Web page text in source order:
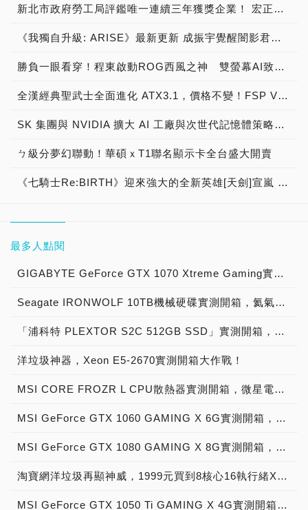
新北市政府勞工局評鑑唯一連續三年獲獎企業！ 宏正三度榮膺新北市政府<友善移工企業>殊榮
《我獨自升級: ARISE》最新更新 成振宇覺醒闇影君主繼承者
勝負一眼看穿！程東啟動ROG西風之神 雙螢幕AI致勝全局
全漢經典聖武士全面進化 ATX3.1，價格不變！FSP VIC BD+ 電競入門最強銅牌電源！ ATX 3.1、全新壓紋線材、登錄享 5 年保固，打造新世代入門電競首選
SK 集團與 NVIDIA 擴大 AI 工廠與次世代記憶體策略合作 規模逾 5,000 億美元的 NVIDIA-SK AI 計畫（NVIDIA-SK AI Initiative）， 涵蓋 SK Telecom 最高達 2GW 的 AI 工廠，以及與 SK 海力士的長期 AI 記憶體合作
ㄅ級分夢幻聯動！華碩ｘT1聯名顯示卡全台盛大開賣
《七騎士Re:BIRTH》迎來強大的全新英雄[天劍]宣嵐 同步推出韓國主題劇情
最多人點閱
GIGABYTE GeForce GTX 1070 Xtreme Gaming實測開箱，電競級顯示卡中的頂尖之作！
Seagate IRONWOLF 10TB機械硬碟實測開箱，氦氣填充那嘶狼守護者NAS HDD
「浦科特 PLEXTOR S2C 512GB SSD」實測開箱，超值型固態硬碟中的優質好貨！
洋垃圾神器，Xeon E5-2670實測開箱大作戰！
MSI CORE FROZR L CPU散熱器實測開箱，微星電競產品再添新兵
MSI GeForce GTX 1060 GAMING X 6G實測開箱，玩家級電競顯示卡中的神兵利器！
MSI GeForce GTX 1080 GAMING X 8G實測開箱，史上最強大Pascal自製顯示卡全面來襲！
淘寶網洋垃圾再顯神威，1999元買到8核心16執行緒Xeon E5-2670神器級處理器！
MSI GeForce GTX 1050 Ti GAMING X 4G實測開箱，中階電競顯示卡中的玩家精品！